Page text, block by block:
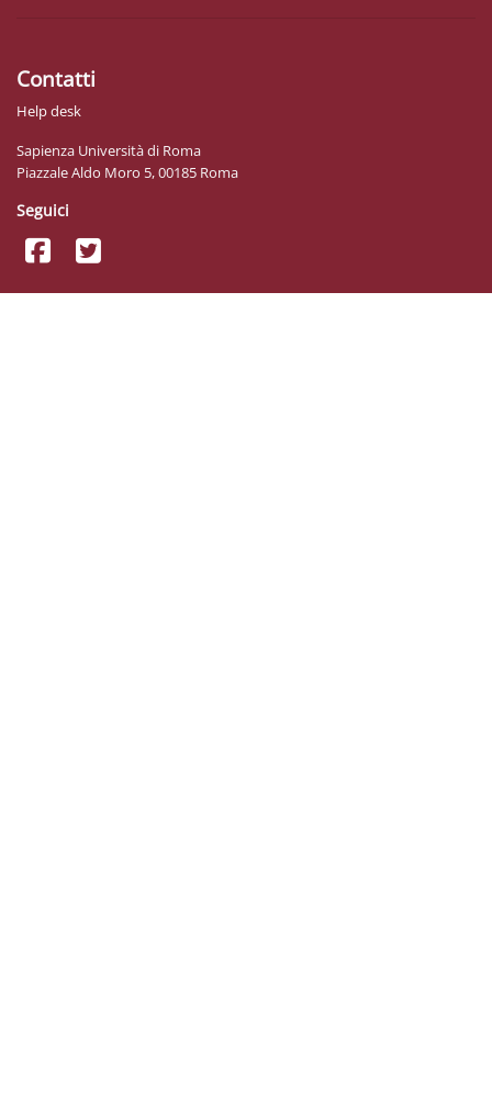
Contatti
Help desk
Sapienza Università di Roma
Piazzale Aldo Moro 5, 00185 Roma
Seguici